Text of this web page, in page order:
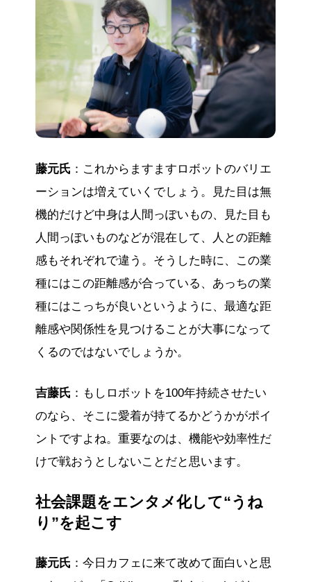
藤元氏 ：これからますますロボットのバリエ
ーションは増えていくでしょう。見た目は無
機的だけど中身は人間っぽいもの、見た目も
人間っぽいものなどが混在して、人との距離
感もそれぞれで違う。そうした時に、この業
種にはこの距離感が合っている、あっちの業
種にはこっちが良いというように、最適な距
離感や関係性を見つけることが大事になって
くるのではないでしょうか。
吉藤氏 ：もしロボットを100年持続させたい
のなら、そこに愛着が持てるかどうかがポイ
ントですよね。重要なのは、機能や効率性だ
けで戦おうとしないことだと思います。
社会課題をエンタメ化して“うね
り”を起こす
藤元氏 ：今日カフェに来て改めて面白いと思